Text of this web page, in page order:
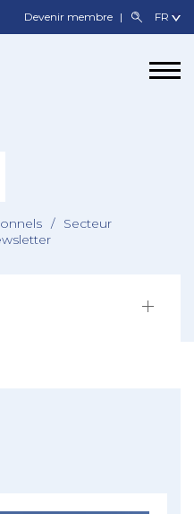
Devenir membre
/
Secteur